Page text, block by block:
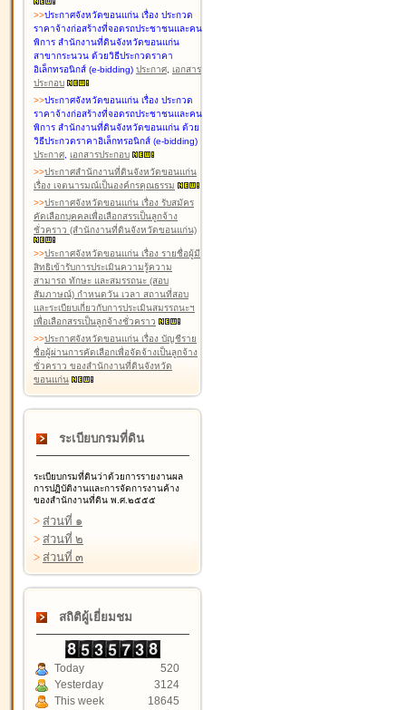
>>ประกาศจังหวัดขอนแก่น เรื่อง ประกวด
ราคาจ้างก่อสร้างที่จอดรถประชาชนและคน
พิการ สำนักงานที่ดินจังหวัดขอนแก่น
สาขากระนวน ด้วยวิธีประกวดราคา
อิเล็กทรอนิกส์ (e-bidding) ประกาศ, เอกสาร
ประกอบ
>>ประกาศจังหวัดขอนแก่น เรื่อง ประกวด
ราคาจ้างก่อสร้างที่จอดรถประชาชนและคน
พิการ สำนักงานที่ดินจังหวัดขอนแก่น ด้วย
วิธีประกวดราคาอิเล็กทรอนิกส์ (e-bidding)
ประกาศ, เอกสารประกอบ
>>ประกาศสำนักงานที่ดินจังหวัดขอนแก่น
เรื่อง เจตนารมณ์เป็นองค์กรคุณธรรม
>>ประกาศจังหวัดขอนแก่น เรื่อง รับสมัคร
คัดเลือกบุคคลเพื่อเลือกสรรเป็นลูกจ้าง
ชั่วคราว (สำนักงานที่ดินจังหวัดขอนแก่น)
>>ประกาศจังหวัดขอนแก่น เรื่อง รายชื่อผู้มี
สิทธิเข้ารับการประเมินความรู้ความ
สามารถ ทักษะ และสมรรถนะ (สอบ
สัมภาษณ์) กำหนดวัน เวลา สถานที่สอบ
และระเบียบเกี่ยวกับการประเมินสมรรถนะฯ
เพื่อเลือกสรรเป็นลูกจ้างชั่วคราว
>>ประกาศจังหวัดขอนแก่น เรื่อง บัญชีราย
ชื่อผู้ผ่านการคัดเลือกเพื่อจัดจ้างเป็นลูกจ้าง
ชั่วคราว ของสำนักงานที่ดินจังหวัด
ขอนแก่น
ระเบียบกรมที่ดิน
ระเบียบกรมที่ดินว่าด้วยการรายงานผล
การปฏิบัติงานและการจัดการงานค้าง
ของสำนักงานที่ดิน พ.ศ.๒๕๕๕
> ส่วนที่ ๑
> ส่วนที่ ๒
> ส่วนที่ ๓
สถิติผู้เยี่ยมชม
Today
520
Yesterday
3124
This week
18645